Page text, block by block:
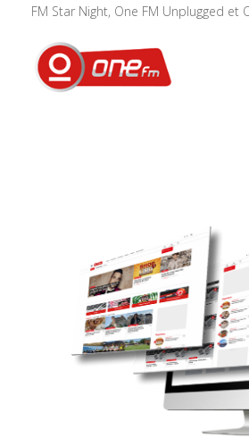
FM Star Night, One FM Unplugged et